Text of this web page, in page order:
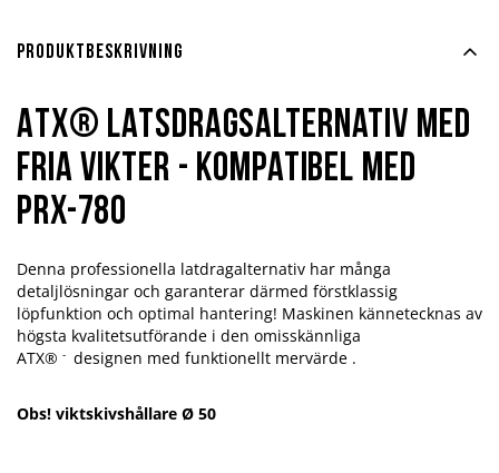
Produktbeskrivning
ATX® Latsdragsalternativ med
fria vikter - Kompatibel med
PRX-780
Denna professionella latdragalternativ har många
detaljlösningar och garanterar därmed förstklassig
löpfunktion och optimal hantering! Maskinen kännetecknas av
högsta kvalitetsutförande i den omisskännliga
ATX® - designen med funktionellt mervärde .
Obs! viktskivshållare Ø 50